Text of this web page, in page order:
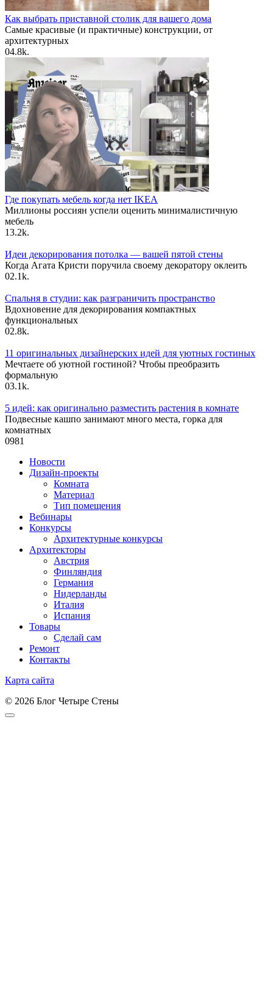
Как выбрать приставной столик для вашего дома
Самые красивые (и практичные) конструкции, от
архитектурных
04.8k.
Где покупать мебель когда нет IKEA
Миллионы россиян успели оценить минималистичную
мебель
13.2k.
Идеи декорирования потолка — вашей пятой стены
Когда Агата Кристи поручила своему декоратору оклеить
02.1k.
Спальня в студии: как разграничить пространство
Вдохновение для декорирования компактных
функциональных
02.8k.
11 оригинальных дизайнерских идей для уютных гостиных
Мечтаете об уютной гостиной? Чтобы преобразить
формальную
03.1k.
5 идей: как оригинально разместить растения в комнате
Подвесные кашпо занимают много места, горка для
комнатных
0981
Новости
Дизайн-проекты
Комната
Материал
Тип помещения
Вебинары
Конкурсы
Архитектурные конкурсы
Архитекторы
Австрия
Финляндия
Германия
Нидерланды
Италия
Испания
Товары
Сделай сам
Ремонт
Контакты
Карта сайта
© 2026 Блог Четыре Стены